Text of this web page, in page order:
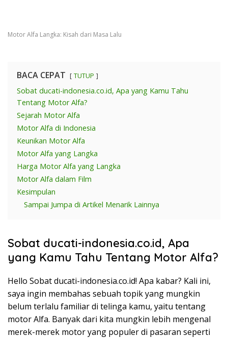
Motor Alfa Langka: Kisah dari Masa Lalu
BACA CEPAT TUTUP
Sobat ducati-indonesia.co.id, Apa yang Kamu Tahu
Tentang Motor Alfa?
Sejarah Motor Alfa
Motor Alfa di Indonesia
Keunikan Motor Alfa
Motor Alfa yang Langka
Harga Motor Alfa yang Langka
Motor Alfa dalam Film
Kesimpulan
Sampai Jumpa di Artikel Menarik Lainnya
Sobat ducati-indonesia.co.id, Apa
yang Kamu Tahu Tentang Motor Alfa?
Hello Sobat ducati-indonesia.co.id! Apa kabar? Kali ini,
saya ingin membahas sebuah topik yang mungkin
belum terlalu familiar di telinga kamu, yaitu tentang
motor Alfa. Banyak dari kita mungkin lebih mengenal
merek-merek motor yang populer di pasaran seperti